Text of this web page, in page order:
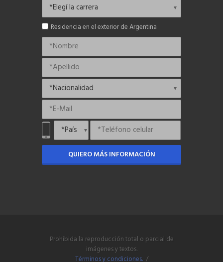
Residencia en el exterior de Argentina
QUIERO MÁS INFORMACIÓN
Prohibida la reproducción total o parcial de
imágenes y textos.
Términos y condiciones. /